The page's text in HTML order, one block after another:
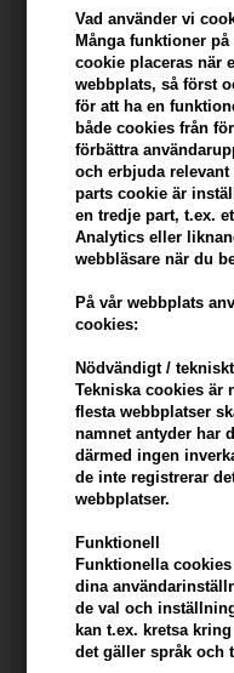
Vad använder vi
Många funktioner
cookie placeras när
webbplats, så först
för att ha en
både cookies från
förbättra
och erbjuda
parts cookie är
en tredje part, t.ex.
Analytics eller
webbläsare när du
På vår webbplats
cookies:
Nödvändigt / tekniskt
Tekniska cookies är
flesta webbplatser
namnet antyder har
därmed ingen
de inte registrerar
webbplatser.
Funktionell
Funktionella
dina
de val och
kan t.ex. kretsa
det gäller språk och
Du tjänar 17
konto
KÖP FÖR YTTERLIGARE
Beskrivning
OSIS+ Session Extra
och varaktigt grepp.
- Hårspray med supertåligt
- Torkar snabbt
- Lämplig för kreativ sömnad
- Lätt att borsta ut
* Applicera på torrt hår
- Spraya på i cirkulära
Innehåll: 3 x 300 ml